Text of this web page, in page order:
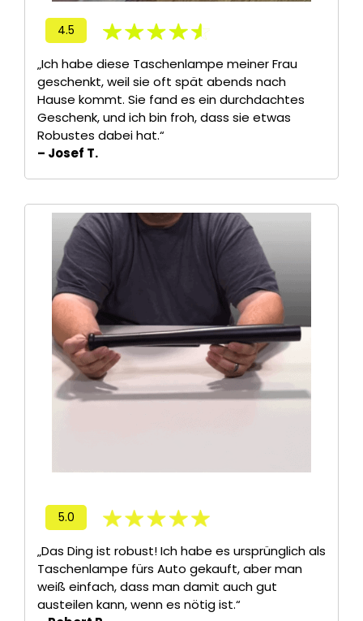
4.5
„Ich habe diese Taschenlampe meiner Frau
geschenkt, weil sie oft spät abends nach
Hause kommt. Sie fand es ein durchdachtes
Geschenk, und ich bin froh, dass sie etwas
Robustes dabei hat.“
– Josef T.
5.0
„Das Ding ist robust! Ich habe es ursprünglich als
Taschenlampe fürs Auto gekauft, aber man
weiß einfach, dass man damit auch gut
austeilen kann, wenn es nötig ist.“